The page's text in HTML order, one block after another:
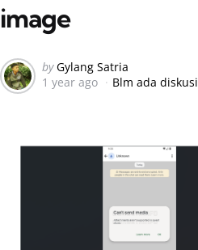
image
Posted
by
by Gylang Satria
1 year ago
Blm ada diskusi